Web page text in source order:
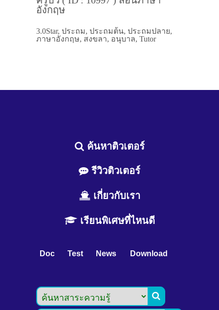
อังกฤษ
3.0Star, ประถม, ประถมต้น, ประถมปลาย,
ภาษาอังกฤษ, สงขลา, อนุบาล, Tutor
ค้นหาติวเตอร์
รีวิวติวเตอร์
เกี่ยวกับเรา
เรียนพิเศษที่ไหนดี
Doc Test News Download
